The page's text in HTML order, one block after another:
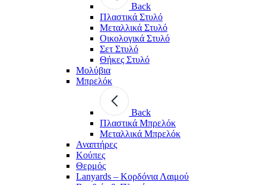
Back
Πλαστικά Στυλό
Μεταλλικά Στυλό
Οικολογικά Στυλό
Σετ Στυλό
Θήκες Στυλό
Μολύβια
Μπρελόκ
Back
Πλαστικά Μπρελόκ
Μεταλλικά Μπρελόκ
Αναπτήρες
Κούπες
Θερμός
Lanyards – Kορδόνια Λαιμού